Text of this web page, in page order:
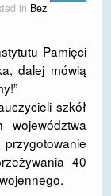
in Bez
Pamięci
dalej mówią
szkół
województwa
40